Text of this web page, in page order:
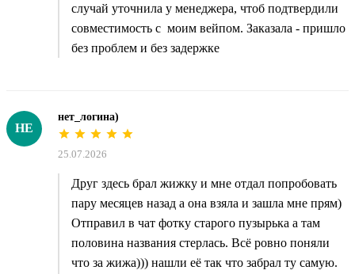
случай уточнила у менеджера, чтоб подтвердили
совместимость с моим вейпом. Заказала - пришло
без проблем и без задержке
НЕ
нет_логина)
25.07.2026
Друг здесь брал жижку и мне отдал попробовать
пару месяцев назад а она взяла и зашла мне прям)
Отправил в чат фотку старого пузырька а там
половина названия стерлась. Всё ровно поняли
что за жижа))) нашли её так что забрал ту самую.